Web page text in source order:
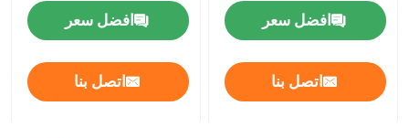
افضل سعر
اتصل بنا
افضل سعر
اتصل بنا